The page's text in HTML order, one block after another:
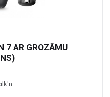
7 AR GROZĀMU